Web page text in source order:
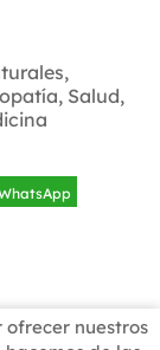
,
, Salud,
ofrecer nuestros